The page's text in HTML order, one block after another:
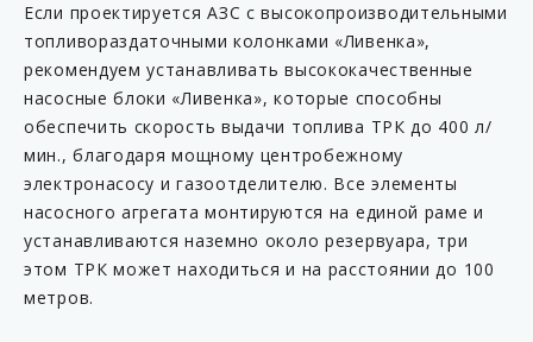
Если проектируется АЗС с высокопроизводительными
топливораздаточными колонками «Ливенка»,
рекомендуем устанавливать высококачественные
насосные блоки «Ливенка», которые способны
обеспечить скорость выдачи топлива ТРК до 400 л/
мин., благодаря мощному центробежному
электронасосу и газоотделителю. Все элементы
насосного агрегата монтируются на единой раме и
устанавливаются наземно около резервуара, три
этом ТРК может находиться и на расстоянии до 100
метров.